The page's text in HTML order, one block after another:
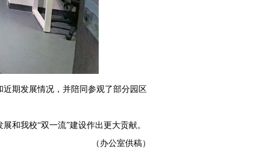
期发展情况，并陪同参观了部分园区
和我校“双一流”建设作出更大贡献。
（办公室供稿）